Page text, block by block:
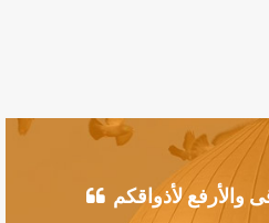
والأرفع لأذواقكم